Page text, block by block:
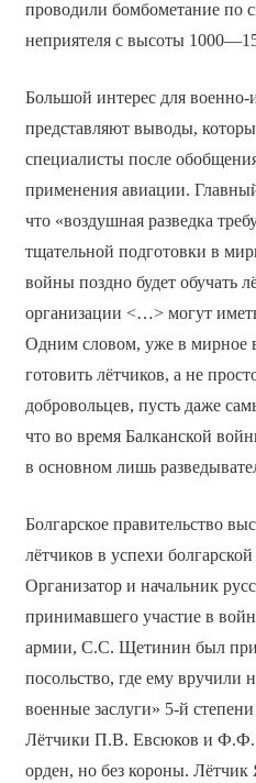
проводили бомбометание по
неприятеля с высоты
Большой интерес для военно-
представляют выводы,
специалисты после
применения авиации.
что «воздушная разведка
тщательной подготовки в
войны поздно будет обучать
организации <…> могут
Одним словом, уже в мирное
готовить лётчиков, а не
добровольцев, пусть даже
что во время Балканской
в основном лишь
Болгарское правительство
лётчиков в успехи
Организатор и начальник
принимавшего участие в
армии, С.С. Щетинин был
посольство, где ему вручили
военные заслуги» 5-й
Лётчики П.В. Евсюков и Ф.Ф.
орден, но без короны.